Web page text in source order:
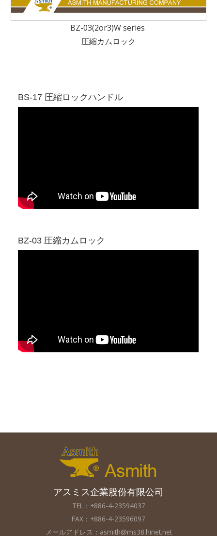
BZ-03(2or3)W series
圧縮カムロック
BS-17 圧縮ロックハンドル
BZ-03 圧縮カムロック
アスミス企業股份有限公司
TEL：+886-4-23594037
FAX：+886-4-23596097
メールアドレス： asmith@ms38.hinet.net